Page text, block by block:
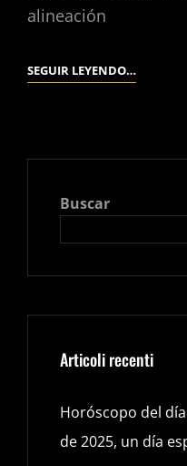
alineación
SEGUIR LEYENDO…
AGOSTO
Buscar
Articoli recenti
Horóscopo del
de 2025, un día